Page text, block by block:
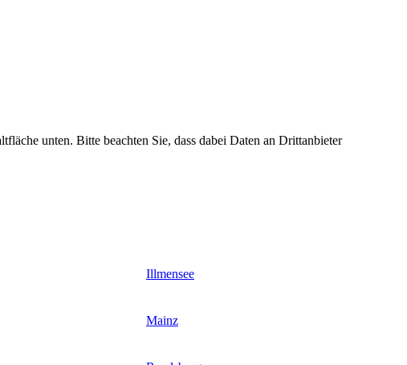
unten. Bitte beachten Sie, dass dabei Daten an Drittanbieter
Illmensee
Mainz